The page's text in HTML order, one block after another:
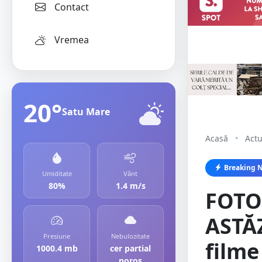
Contact
Vremea
20°Satu Mare
Umiditate
80%
Vânt
1.4 m/s
Presiune
1000.4 mb
Nebulozitate
cer partial
Acasă •
Breaking
filme